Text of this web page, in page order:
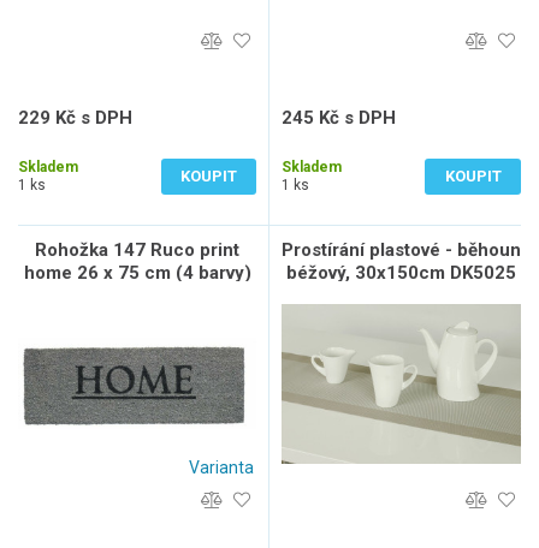
229 Kč s DPH
Skladem
1 ks
KOUPIT
245 Kč s DPH
Skladem
1 ks
KOUPIT
Rohožka 147 Ruco print
home 26 x 75 cm (4 barvy)
Varianta
Prostírání plastové - běhoun
béžový, 30x150cm DK5025